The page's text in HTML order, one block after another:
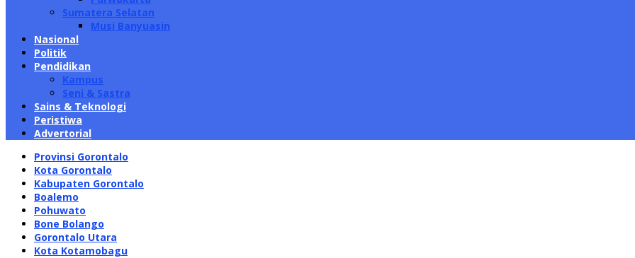
Sumatera Selatan
Musi Banyuasin
Nasional
Politik
Pendidikan
Kampus
Seni & Sastra
Sains & Teknologi
Peristiwa
Advertorial
Provinsi Gorontalo
Kota Gorontalo
Kabupaten Gorontalo
Boalemo
Pohuwato
Bone Bolango
Gorontalo Utara
Kota Kotamobagu